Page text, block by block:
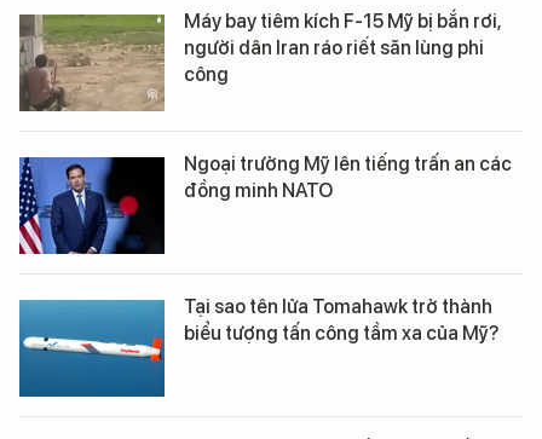
Máy bay tiêm kích F-15 Mỹ bị bắn rơi,
người dân Iran ráo riết săn lùng phi
công
Ngoại trưởng Mỹ lên tiếng trấn an các
đồng minh NATO
Tại sao tên lửa Tomahawk trở thành
biểu tượng tấn công tầm xa của Mỹ?